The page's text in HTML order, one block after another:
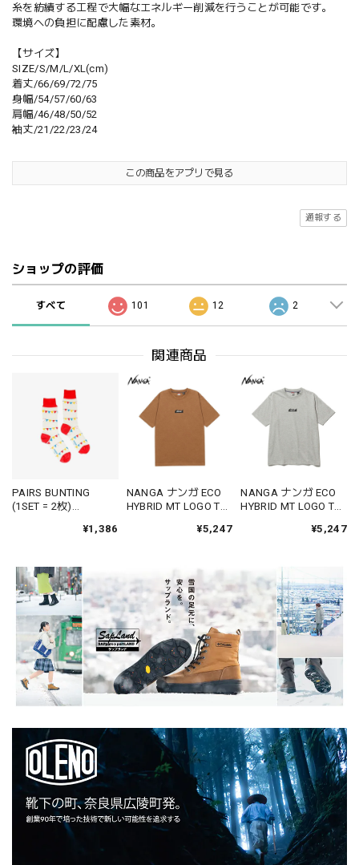
糸を紡績する工程で大幅なエネルギー削減を行うことが可能です。
環境への負担に配慮した素材。
【サイズ】
SIZE/S/M/L/XL(cm)
着丈/66/69/72/75
身幅/54/57/60/63
肩幅/46/48/50/52
袖丈/21/22/23/24
この商品をアプリで見る
通報する
ショップの評価
すべて 101 12 2
関連商品
PAIRS BUNTING
(1SET = 2枚)
¥1,386
NANGA ナンガ ECO
HYBRID MT LOGO TEE
MTロゴティー ユニセ¥5,247
NANGA ナンガ ECO
HYBRID MT LOGO TEE
¥5,247